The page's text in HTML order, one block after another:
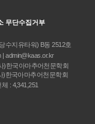
무단수집거부
수지유타워) B동 2512호
| admin@kaas.or.kr
)한국아마추어천문학회
)한국아마추어천문학회
: 4,341,251